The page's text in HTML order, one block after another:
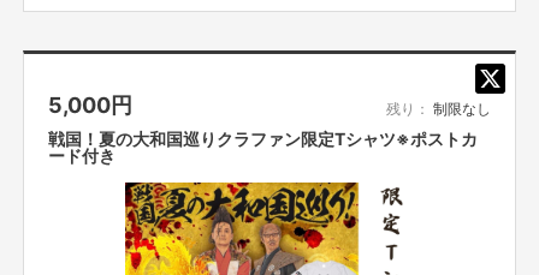
5,000円 残り： 制限なし
戦国！夏の大和国巡りクラファン限定Tシャツ※ポストカ
ード付き